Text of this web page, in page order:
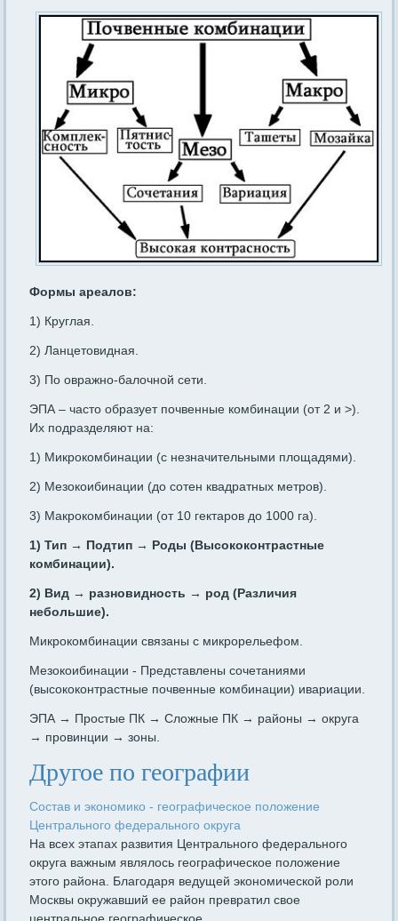
Формы ареалов:
1) Круглая.
2) Ланцетовидная.
3) По овражно-балочной сети.
ЭПА – часто образует почвенные комбинации (от 2 и >).
Их подразделяют на:
1) Микрокомбинации (с незначительными площадями).
2) Мезокоибинации (до сотен квадратных метров).
3) Макрокомбинации (от 10 гектаров до 1000 га).
1) Тип → Подтип → Роды (Высококонтрастные
комбинации).
2) Вид → разновидность → род (Различия
небольшие).
Микрокомбинации связаны с микрорельефом.
Мезокоибинации - Представлены сочетаниями
(высококонтрастные почвенные комбинации) ивариации.
ЭПА → Простые ПК → Сложные ПК → районы → округа
→ провинции → зоны.
Другое по географии
Состав и экономико - географическое положение
Центрального федерального округа
На всех этапах развития Центрального федерального
округа важным являлось географическое положение
этого района. Благодаря ведущей эконо­мической роли
Москвы окружавший ее район превратил свое
центральное гео­графическое ...